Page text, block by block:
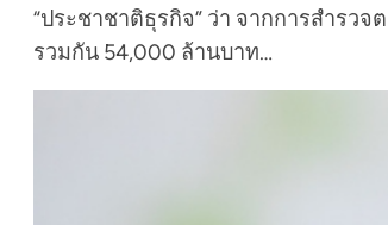
“ประชาชาติธุรกิจ” ว่า จากการสำรว
รวมกัน 54,000 ล้านบาท…